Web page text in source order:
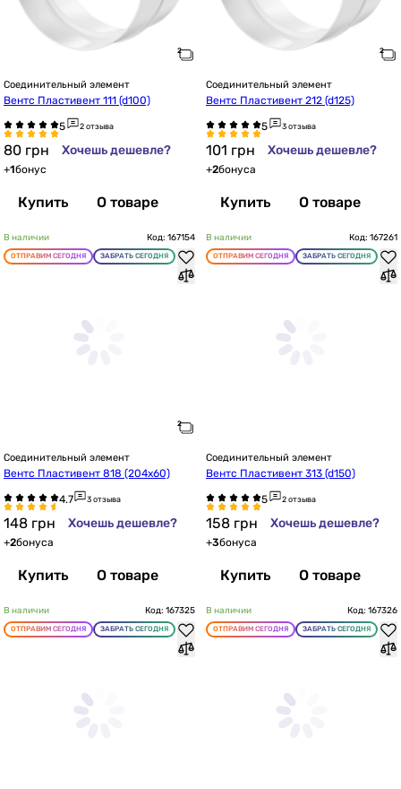
Соединительный элемент
Вентс Пластивент 111 (d100)
2 отзыва
80 грн Хочешь дешевле?
+1бонус
Купить О товаре
Соединительный элемент
Вентс Пластивент 212 (d125)
3 отзыва
101 грн Хочешь дешевле?
+2бонуса
Купить О товаре
В наличии Код: 167154
ОТПРАВИМ СЕГОДНЯ ЗАБРАТЬ СЕГОДНЯ
Соединительный элемент
Вентс Пластивент 818 (204х60)
3 отзыва
148 грн Хочешь дешевле?
+2бонуса
Купить О товаре
В наличии Код: 167261
ОТПРАВИМ СЕГОДНЯ ЗАБРАТЬ СЕГОДНЯ
Соединительный элемент
Вентс Пластивент 313 (d150)
2 отзыва
158 грн Хочешь дешевле?
+3бонуса
Купить О товаре
В наличии Код: 167325
ОТПРАВИМ СЕГОДНЯ ЗАБРАТЬ СЕГОДНЯ
В наличии Код: 167326
ОТПРАВИМ СЕГОДНЯ ЗАБРАТЬ СЕГОДНЯ